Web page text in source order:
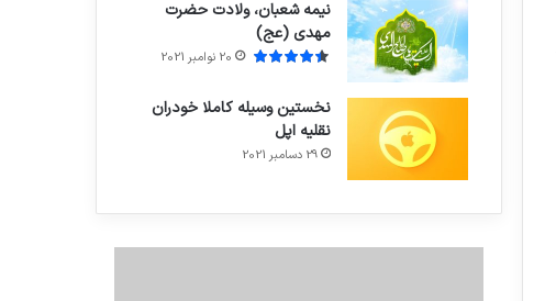
نیمه شعبان، ولادت حضرت
مهدی (عج)
20 نوامبر 2021
نخستین وسیله کاملا خودران
نقلیه اپل
29 دسامبر 2021